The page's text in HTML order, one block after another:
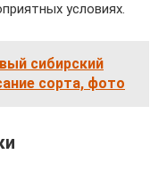
условиях.
сибирский
сорта, фото